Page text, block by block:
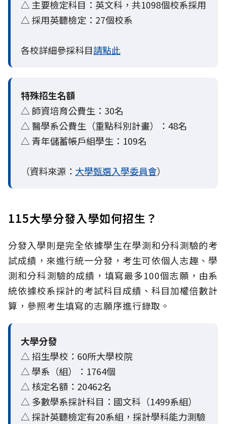
△ 主要檢定科目：英文科，共1098個校系採用
△ 採用英聽檢定：27個校系
各校詳細參採科目請點此
特殊招生名額
△ 師資培育公費生：30名
△ 醫學系公費生（重點科別計畫）：48名
△ 青年儲蓄帳戶組學生：109名
（資料來源： 大學甄選入學委員會）
115大學分發入學如何招生？
分發入學則是完全依據學生在學測和分科測驗的考
試成績，來進行統一分發，考生可依個人志趣、學
測和分科測驗的成績，填寫最多100個志願，由系
統依據校系採計的考試科目成績、科目加權倍數計
算，參照考生填寫的志願序進行錄取。
大學分發
△ 招生學校：60所大學校院
△ 學系（組）：1764個
△ 核定名額：20462名
△ 多數學系採計科目：國文科（1499系組）
△ 採計英聽檢定有20系組，採計學科能力測驗